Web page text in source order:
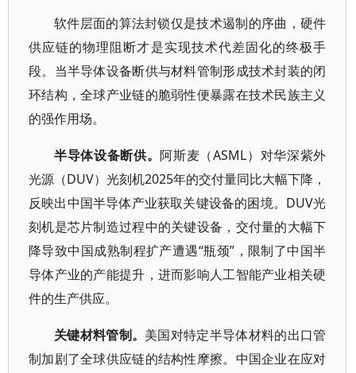
软件层面的算法封锁仅是技术遏制的序曲，硬件
供应链的物理阻断才是实现技术代差固化的终极手
段。当半导体设备断供与材料管制形成技术封装的闭
环结构，全球产业链的脆弱性便暴露在技术民族主义
的强作用场。
半导体设备断供。 阿斯麦（ASML）对华深紫外
光源（DUV）光刻机2025年的交付量同比大幅下降，
反映出中国半导体产业获取关键设备的困境。DUV光
刻机是芯片制造过程中的关键设备，交付量的大幅下
降导致中国成熟制程扩产遭遇“瓶颈”，限制了中国半
导体产业的产能提升，进而影响人工智能产业相关硬
件的生产供应。
关键材料管制。 美国对特定半导体材料的出口管
制加剧了全球供应链的结构性摩擦。中国企业在应对